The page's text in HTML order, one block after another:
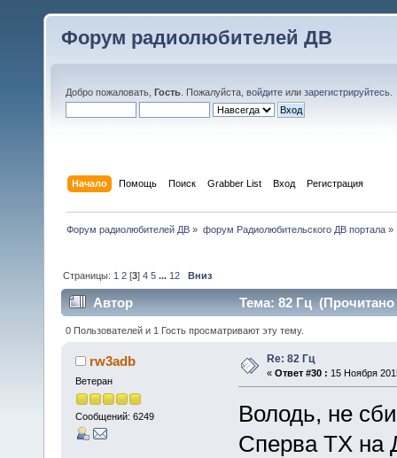
Форум радиолюбителей ДВ
Добро пожаловать, Гость . Пожалуйста, войдите или зарегистрируйтесь
Начало Помощь Поиск Grabber List Вход Регистрация
Форум радиолюбителей ДВ » форум Радиолюбительского ДВ портала»
Страницы: 1 2 [3]4 5 ... 12 Вниз
Автор Тема: 82 Гц (Прочитано
0 Пользователей и 1 Гость просматривают эту тему.
rw3adb
Ветеран
Сообщений: 6249
Re: 82 Гц
« Ответ #30 : 15 Ноября
Володь, не
Сперва ТХ на